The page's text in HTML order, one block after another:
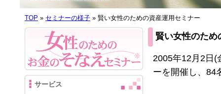
TOP » セミナーの様子 » 賢い女性のための資産運用セミナー
賢い女性のため
2005年12月2日(
ーを開催し、84
サービス